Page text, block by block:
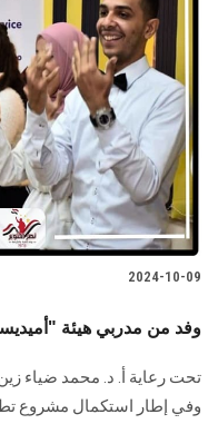
2024-10-09
وفد من مدربي هيئة
تحت رعاية أ. د. محمد ضياء
وفي إطار استكمال مشروع